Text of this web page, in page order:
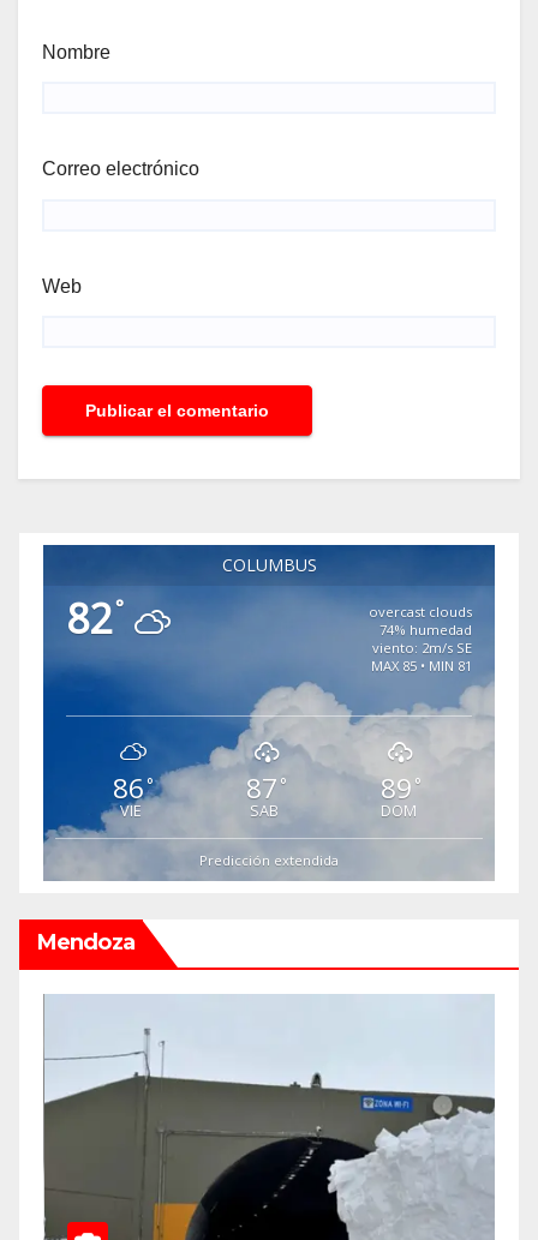
Nombre
Correo electrónico
Web
COLUMBUS
82°
overcast clouds
74% humedad
viento: 2m/s SE
MAX 85 • MIN 81
86°
VIE
87 °
SAB
89 °
DOM
Predicción extendida
Mendoza